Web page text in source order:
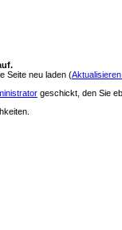
Seite neu laden (
geschickt, den Sie